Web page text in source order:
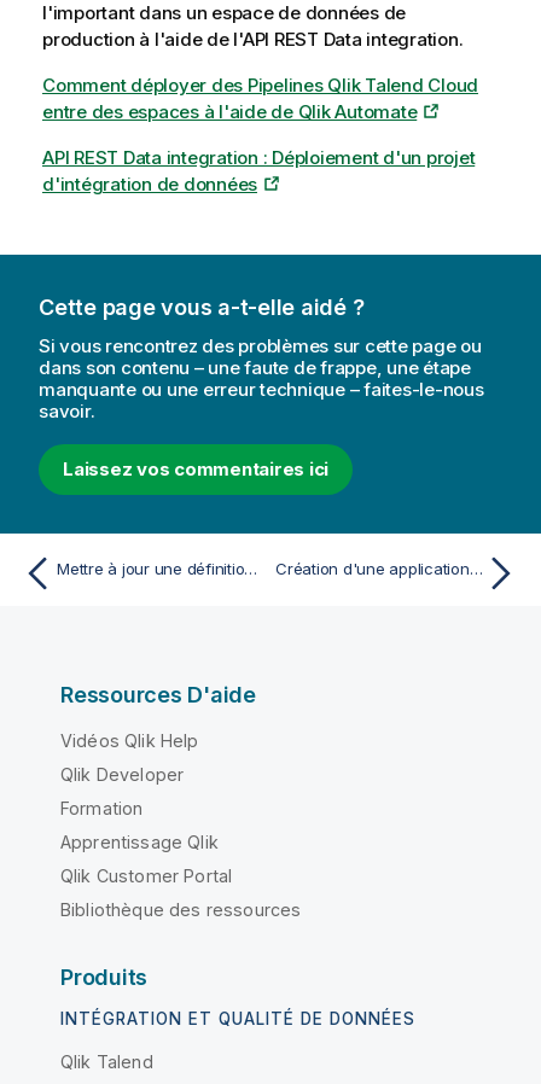
l'important dans un espace de données de
production à l'aide de l'API REST Data integration.
Comment déployer des Pipelines Qlik Talend Cloud
entre des espaces à l'aide de Qlik Automate
API REST Data integration : Déploiement d'un projet
d'intégration de données
Cette page vous a-t-elle aidé ?
Si vous rencontrez des problèmes sur cette page ou
dans son contenu – une faute de frappe, une étape
manquante ou une erreur technique – faites-le-nous
savoir.
Laissez vos commentaires ici
Mettre à jour une définition d'API dans Azure API Management Création d'une application analytique utilisant des jeux de données générés dans Intégration de données
Ressources D'aide
Vidéos Qlik Help
Qlik Developer
Formation
Apprentissage Qlik
Qlik Customer Portal
Bibliothèque des ressources
Produits
INTÉGRATION ET QUALITÉ DE DONNÉES
Qlik Talend